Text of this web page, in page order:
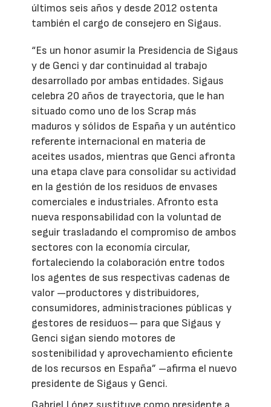
últimos seis años y desde 2012 ostenta
también el cargo de consejero en Sigaus.
“Es un honor asumir la Presidencia de Sigaus
y de Genci y dar continuidad al trabajo
desarrollado por ambas entidades. Sigaus
celebra 20 años de trayectoria, que le han
situado como uno de los Scrap más
maduros y sólidos de España y un auténtico
referente internacional en materia de
aceites usados, mientras que Genci afronta
una etapa clave para consolidar su actividad
en la gestión de los residuos de envases
comerciales e industriales. Afronto esta
nueva responsabilidad con la voluntad de
seguir trasladando el compromiso de ambos
sectores con la economía circular,
fortaleciendo la colaboración entre todos
los agentes de sus respectivas cadenas de
valor —productores y distribuidores,
consumidores, administraciones públicas y
gestores de residuos— para que Sigaus y
Genci sigan siendo motores de
sostenibilidad y aprovechamiento eficiente
de los recursos en España” –afirma el nuevo
presidente de Sigaus y Genci.